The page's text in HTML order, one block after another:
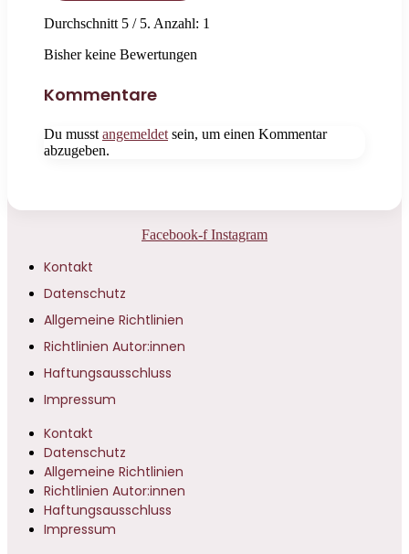
Durchschnitt 5 / 5. Anzahl: 1
Bisher keine Bewertungen
Kommentare
Du musst angemeldet sein, um einen Kommentar
abzugeben.
Facebook-f Instagram
Kontakt
Datenschutz
Allgemeine Richtlinien
Richtlinien Autor:innen
Haftungsausschluss
Impressum
Kontakt
Datenschutz
Allgemeine Richtlinien
Richtlinien Autor:innen
Haftungsausschluss
Impressum